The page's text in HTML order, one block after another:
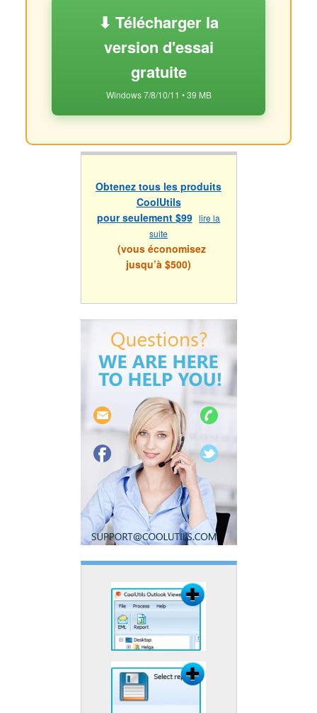
⬇ Télécharger la
version d'essai
gratuite
Windows 7/8/10/11 • 39 MB
Obtenez tous les produits
CoolUtils
pour seulement $99 lire la
suite
(vous économisez
jusqu’à $500)